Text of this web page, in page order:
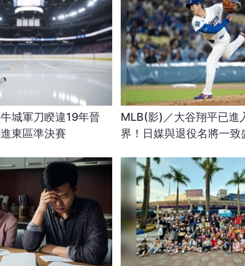
城軍刀睽違19年晉
東區準決賽
MLB(影)／大谷翔平已進
界！日媒與退役名將一致